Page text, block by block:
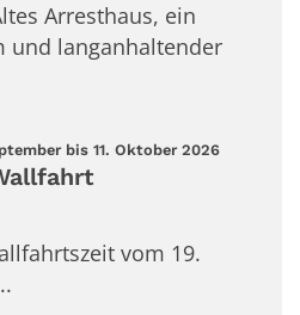
Arresthaus, ein
und langanhaltender
bis 11. Oktober 2026:
vom 19.